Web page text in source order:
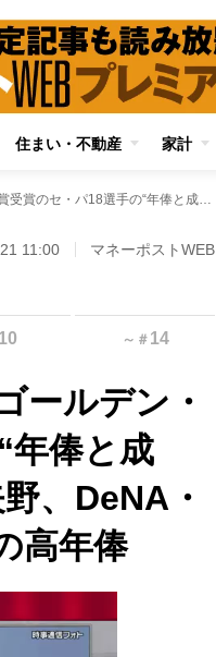
住まい・不動産 家計
《守備だけの選手じゃない！》ゴールデン・グラブ賞受賞のセ・パ18選手の“年俸と成績”を検証 成長著しい広島・矢野、DeNA・山本、判断分かれる巨人・坂本の高年俸
11:00 マネーポストWEB
10 ～ ＃ 14
ールデン・
年俸と成
、DeNA・
高年俸